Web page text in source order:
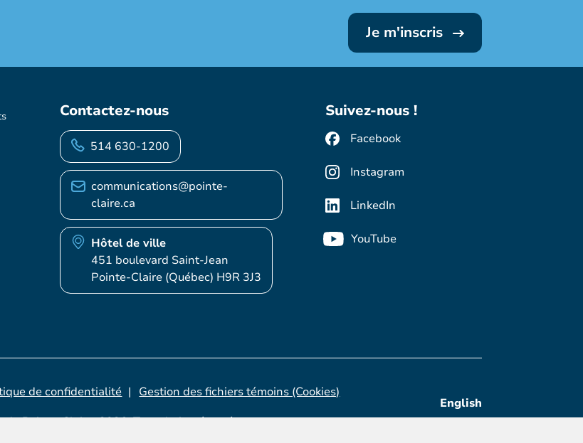
Je m'inscris
Contactez-nous
514 630-1200
communications@pointe-
claire.ca
Hôtel de ville
451 boulevard Saint-Jean
Pointe-Claire (Québec) H9R 3J3
Suivez-nous !
Facebook
Instagram
LinkedIn
YouTube
Pointe-Claire, 2026. Tous droits réservés.
de confidentialité Gestion des fichiers témoins (Cookies)
English